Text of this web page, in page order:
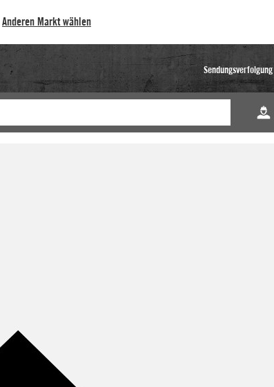
Anderen Markt wählen
Sendungsverfolgung